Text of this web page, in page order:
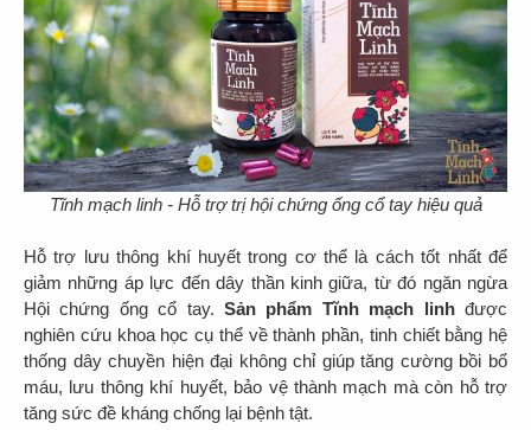
Tĩnh mạch linh - Hỗ trợ trị hội chứng ống cổ tay hiệu quả
Hỗ trợ lưu thông khí huyết trong cơ thể là cách tốt nhất để
giảm những áp lực đến dây thần kinh giữa, từ đó ngăn ngừa
Hội chứng ống cổ tay. Sản phẩm Tĩnh mạch linhđược
nghiên cứu khoa học cụ thể về thành phần, tinh chiết bằng hệ
thống dây chuyền hiện đại không chỉ giúp tăng cường bồi bổ
máu, lưu thông khí huyết, bảo vệ thành mạch mà còn hỗ trợ
tăng sức đề kháng chống lại bệnh tật.